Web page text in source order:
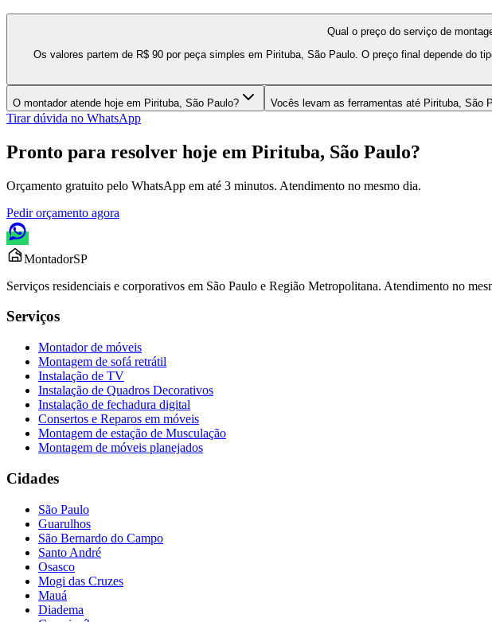
Qual o preço do serviço de
Os valores partem de R$ 90 por peça simples em Pirituba, São Paulo. O preço final depende do
O montador atende hoje em Pirituba, São Paulo? Vocês levam as ferramentas até Pirituba, São
Tirar dúvida no WhatsApp
Pronto para resolver hoje em Pirituba, São Paulo?
Orçamento gratuito pelo WhatsApp em até 3 minutos. Atendimento no mesmo dia.
Pedir orçamento agora
MontadorSP
Serviços residenciais e corporativos em São Paulo e Região Metropolitana. Atendimento no
Serviços
Montador de móveis
Montagem de sofá retrátil
Instalação de TV
Instalação de Quadros Decorativos
Instalação de fechadura digital
Consertos e Reparos em móveis
Montagem de estação de Musculação
Montagem de móveis planejados
Cidades
São Paulo
Guarulhos
São Bernardo do Campo
Santo André
Osasco
Mogi das Cruzes
Mauá
Diadema